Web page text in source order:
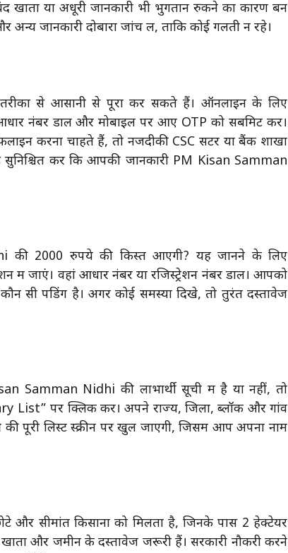
या अधूरी जानकारी भी भुगतान रुकने का कारण बन
जानकारी दोबारा जांच लें, ताकि कोई गलती न रहे।
से आसानी से पूरा कर सकते हैं। ऑनलाइन के लिए
नंबर डालें और मोबाइल पर आए OTP को सबमिट करें।
करना चाहते हैं, तो नजदीकी CSC सेंटर या बैंक शाखा
सुनिश्चित करें कि आपकी जानकारी PM Kisan Samman
2000 रुपये की किस्त आएगी? यह जानने के लिए
जाएं। वहां आधार नंबर या रजिस्ट्रेशन नंबर डालें। आपको
सी पेंडिंग है। अगर कोई समस्या दिखे, तो तुरंत दस्तावेज
Samman Nidhi की लाभार्थी सूची में है या नहीं, तो
List” पर क्लिक करें। अपने राज्य, जिला, ब्लॉक और गांव
पूरी लिस्ट स्क्रीन पर खुल जाएगी, जिसमें आप अपना नाम
सीमांत किसानों को मिलता है, जिनके पास 2 हेक्टेयर
और जमीन के दस्तावेज जरूरी हैं। सरकारी नौकरी करने